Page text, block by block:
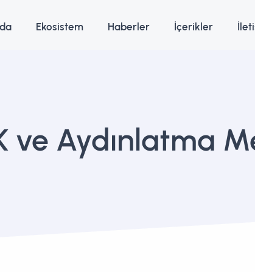
Ekosistem Haberler İçerikler
ve Aydınlatma